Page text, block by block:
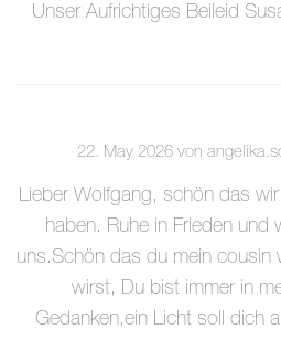
Unser Aufrichtiges Beileid
22. May 2026 von
Lieber Wolfgang, schön das
haben. Ruhe in Frieden und
uns.Schön das du mein cousin
wirst, Du bist immer in
Gedanken,ein Licht soll dich